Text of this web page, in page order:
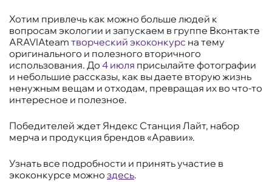
Хотим привлечь как можно больше людей к
вопросам экологии и запускаем в группе Вконтакте
ARAVIAteam творческий экоконкурс на тему
оригинального и полезного вторичного
использования. До 4 июля присылайте фотографии
и небольшие рассказы, как вы даете вторую жизнь
ненужным вещам и отходам, превращая их во что-то
интересное и полезное.
Победителей ждет Яндекс Станция Лайт, набор
мерча и продукция брендов «Аравии».
Узнать все подробности и принять участие в
экоконкурсе можно здесь.